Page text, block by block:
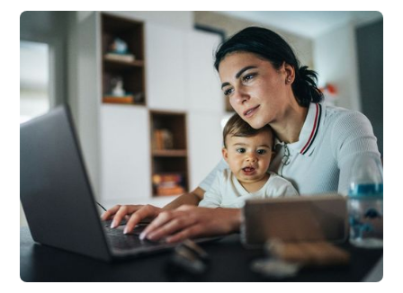
werden, verstößt entgegen der Auffassung des
Landesarbeitsgerichts (LAG) Saarland nicht gegen
den Gleichheitssatz des Art. 3 Abs. 1 GG.‍